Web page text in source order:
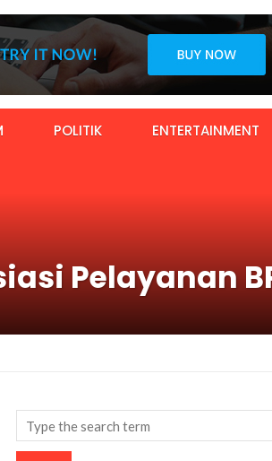
POLITIK ENTERTAINMENT
Pelayanan